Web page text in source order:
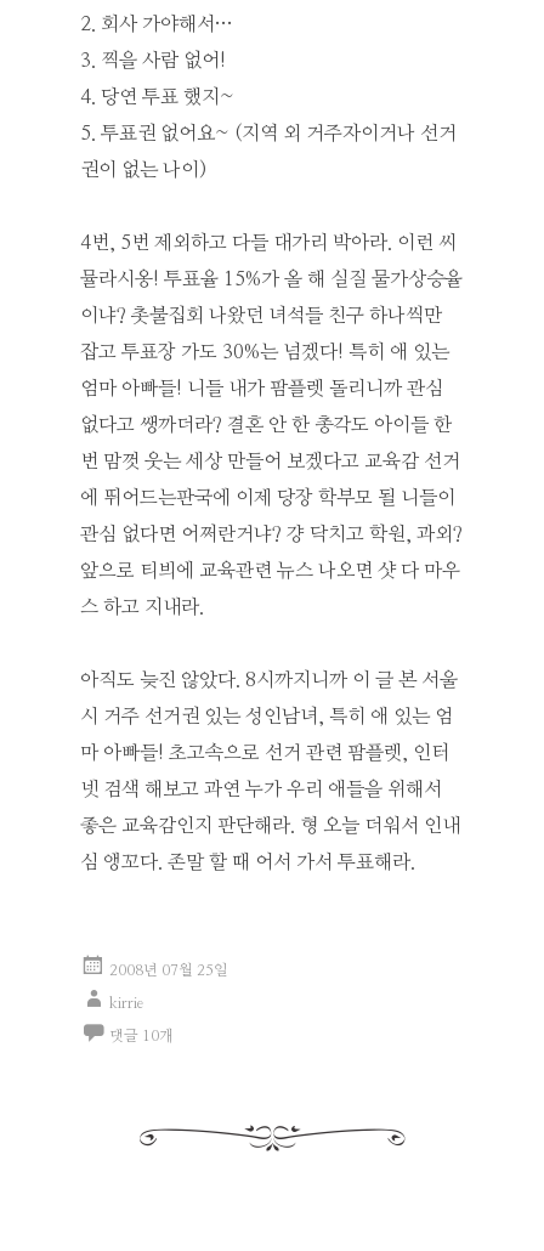
2. 회사 가야해서…
3. 찍을 사람 없어!
4. 당연 투표 했지~
5. 투표권 없어요~ (지역 외 거주자이거나 선거
권이 없는 나이)
4번, 5번 제외하고 다들 대가리 박아라. 이런 씨
뮬라시옹! 투표율 15%가 올 해 실질 물가상승율
이냐? 촛불집회 나왔던 녀석들 친구 하나씩만
잡고 투표장 가도 30%는 넘겠다! 특히 애 있는
엄마 아빠들! 니들 내가 팜플렛 돌리니까 관심
없다고 쌩까더라? 결혼 안 한 총각도 아이들 한
번 맘껏 웃는 세상 만들어 보겠다고 교육감 선거
에 뛰어드는판국에 이제 당장 학부모 될 니들이
관심 없다면 어쩌란거냐? 걍 닥치고 학원, 과외?
앞으로 티븨에 교육관련 뉴스 나오면 샷 다 마우
스 하고 지내라.
아직도 늦진 않았다. 8시까지니까 이 글 본 서울
시 거주 선거권 있는 성인남녀, 특히 애 있는 엄
마 아빠들! 초고속으로 선거 관련 팜플렛, 인터
넷 검색 해보고 과연 누가 우리 애들을 위해서
좋은 교육감인지 판단해라. 형 오늘 더워서 인내
심 앵꼬다. 존말 할 때 어서 가서 투표해라.
2008년 07월 25일
kirrie
댓글 10개